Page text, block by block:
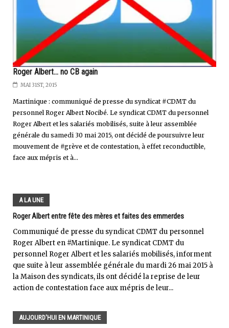
Roger Albert... no CB again
MAI 31ST, 2015
Martinique : communiqué de presse du syndicat #CDMT du
personnel Roger Albert Nocibé. Le syndicat CDMT du personnel
Roger Albert et les salariés mobilisés, suite à leur assemblée
générale du samedi 30 mai 2015, ont décidé de poursuivre leur
mouvement de #grève et de contestation, à effet reconductible,
face aux mépris et à...
A LA UNE
Roger Albert entre fête des mères et faites des emmerdes
Communiqué de presse du syndicat CDMT du personnel
Roger Albert en #Martinique. Le syndicat CDMT du
personnel Roger Albert et les salariés mobilisés, informent
que suite à leur assemblée générale du mardi 26 mai 2015 à
la Maison des syndicats, ils ont décidé la reprise de leur
action de contestation face aux mépris de leur...
AUJOURD'HUI EN MARTINIQUE